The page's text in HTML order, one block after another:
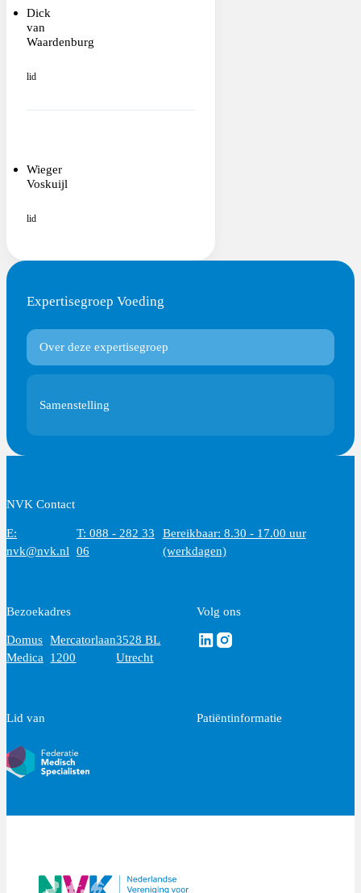
Dick
van
Waardenburg
lid
Wieger
Voskuijl
lid
Expertisegroep Voeding
Over deze expertisegroep
Samenstelling
NVK Contact
E:
nvk@nvk.nl
T: 088 - 282 33
06
Bereikbaar: 8.30 - 17.00 uur
(werkdagen)
Bezoekadres
Domus
Medica
Mercatorlaan
1200
3528 BL
Utrecht
Volg ons
Volg ons via Linkedin
Volg ons via Instagram
Lid van Patiëntinformatie